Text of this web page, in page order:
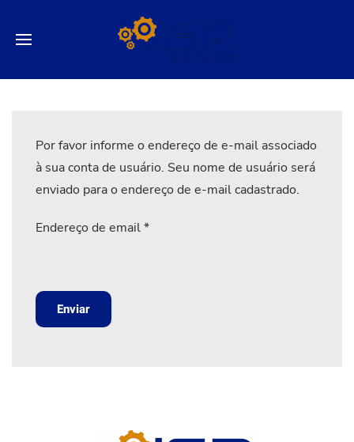
Por favor informe o endereço de e-mail associado
à sua conta de usuário. Seu nome de usuário será
enviado para o endereço de e-mail cadastrado.
Endereço de email*
Enviar